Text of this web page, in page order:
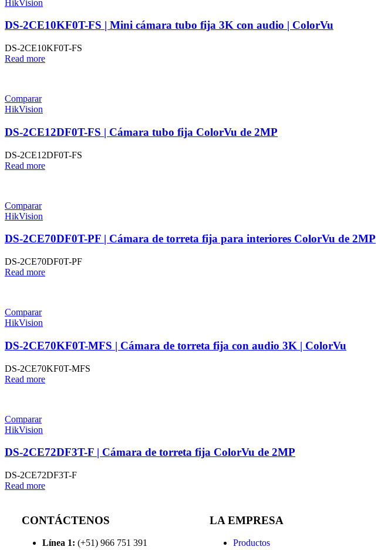
HikVision
DS-2CE10KF0T-FS | Mini cámara tubo fija 3K con audio | ColorVu
DS-2CE10KF0T-FS
Read more
Comparar
HikVision
DS-2CE12DF0T-FS | Cámara tubo fija ColorVu de 2MP
DS-2CE12DF0T-FS
Read more
Comparar
HikVision
DS-2CE70DF0T-PF | Cámara de torreta fija para interiores ColorVu de 2MP
DS-2CE70DF0T-PF
Read more
Comparar
HikVision
DS-2CE70KF0T-MFS | Cámara de torreta fija con audio 3K | ColorVu
DS-2CE70KF0T-MFS
Read more
Comparar
HikVision
DS-2CE72DF3T-F | Cámara de torreta fija ColorVu de 2MP
DS-2CE72DF3T-F
Read more
CONTÁCTENOS
Línea 1: (+51) 966 751 391
LA EMPRESA
Productos